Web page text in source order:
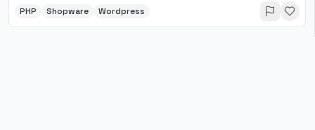
PHP Shopware Wordpress